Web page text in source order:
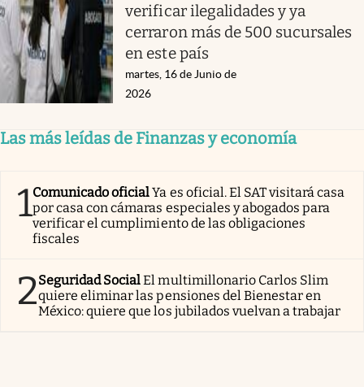
verificar ilegalidades y ya
cerraron más de 500 sucursales
en este país
martes, 16 de Junio de
2026
Las más leídas de Finanzas y economía
1Comunicado oficialYa es oficial. El SAT visitará casa
por casa con cámaras especiales y abogados para
verificar el cumplimiento de las obligaciones
fiscales
2Seguridad SocialEl multimillonario Carlos Slim
quiere eliminar las pensiones del Bienestar en
México: quiere que los jubilados vuelvan a trabajar